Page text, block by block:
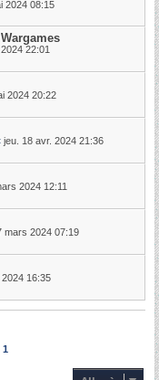
2024 08:15
22:01
2024 20:22
jeu. 18 avr. 2024 21:36
2024 12:11
mars 2024 07:19
16:35
1